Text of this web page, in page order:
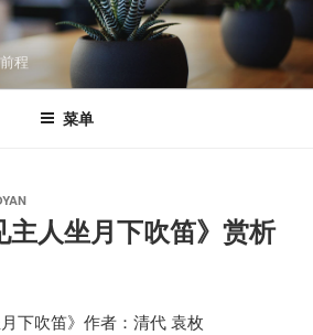
程
菜单
主人坐月下吹笛》赏析
下吹笛》作者：清代 袁枚